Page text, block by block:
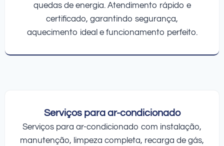
quedas de energia. Atendimento rápido e
certificado, garantindo segurança,
aquecimento ideal e funcionamento perfeito.
Serviços para ar-condicionado
Serviços para ar-condicionado com instalação,
manutenção, limpeza completa, recarga de gás,